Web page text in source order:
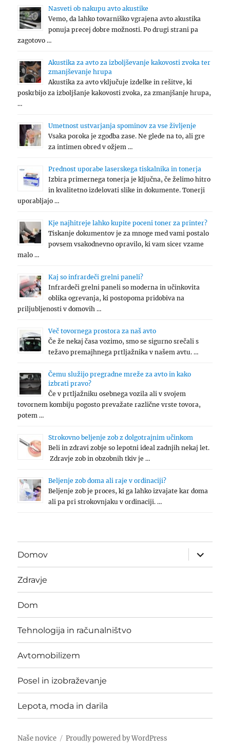
Nasveti ob nakupu avto akustike
Vemo, da lahko tovarniško vgrajena avto akustika
ponuja precej dobre možnosti. Po drugi strani pa
zagotovo …
Akustika za avto za izboljševanje kakovosti zvoka ter
zmanjševanje hrupa
Akustika za avto vključuje izdelke in rešitve, ki
poskrbijo za izboljšanje kakovosti zvoka, za zmanjšanje hrupa,
…
Umetnost ustvarjanja spominov za vse življenje
Vsaka poroka je zgodba zase. Ne glede na to, ali gre
za intimen obred v ožjem …
Prednost uporabe laserskega tiskalnika in tonerja
Izbira primernega tonerja je ključna, če želimo hitro
in kvalitetno izdelovati slike in dokumente. Tonerji
uporabljajo …
Kje najhitreje lahko kupite poceni toner za printer?
Tiskanje dokumentov je za mnoge med vami postalo
povsem vsakodnevno opravilo, ki vam sicer vzame
malo …
Kaj so infrardeči grelni paneli?
Infrardeči grelni paneli so moderna in učinkovita
oblika ogrevanja, ki postopoma pridobiva na
priljubljenosti v domovih …
Več tovornega prostora za naš avto
Če že nekaj časa vozimo, smo se sigurno srečali s
težavo premajhnega prtljažnika v našem avtu. …
Čemu služijo pregradne mreže za avto in kako
izbrati pravo?
Če v prtljažniku osebnega vozila ali v svojem
tovornem kombiju pogosto prevažate različne vrste tovora,
potem …
Strokovno beljenje zob z dolgotrajnim učinkom
Beli in zdravi zobje so lepotni ideal zadnjih nekaj let.
Zdravje zob in obzobnih tkiv je …
Beljenje zob doma ali raje v ordinaciji?
Beljenje zob je proces, ki ga lahko izvajate kar doma
ali pa pri strokovnjaku v ordinaciji. …
Domov
expand
child
menu
Zdravje
Dom
Tehnologija in računalništvo
Avtomobilizem
Posel in izobraževanje
Lepota, moda in darila
Naše novice Proudly powered by WordPress